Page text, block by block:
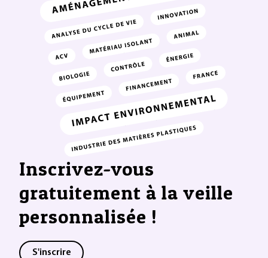
Inscrivez-vous
gratuitement à la veille
personnalisée !
S'inscrire